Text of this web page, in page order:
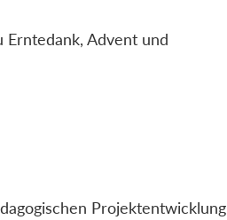
Advent und
Projektentwicklung